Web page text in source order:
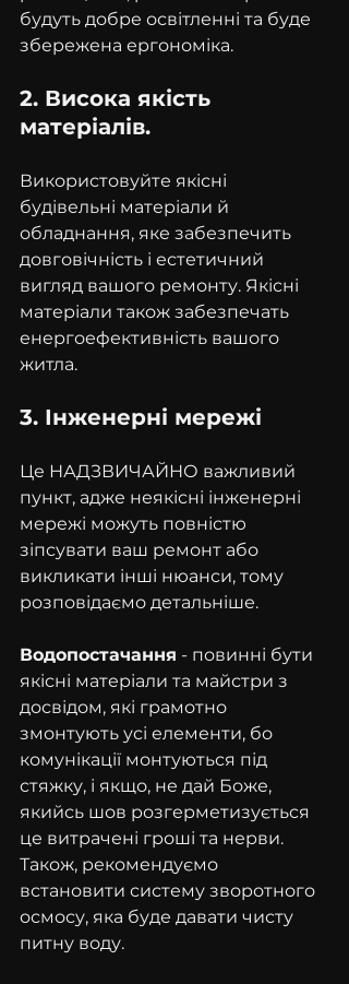
будуть добре освітленні та буде
збережена ергономіка.
2. Висока якість
матеріалів.
Використовуйте якісні
будівельні матеріали й
обладнання, яке забезпечить
довговічність і естетичний
вигляд вашого ремонту. Якісні
матеріали також забезпечать
енергоефективність вашого
житла.
3. Інженерні мережі
Це НАДЗВИЧАЙНО важливий
пункт, адже неякісні інженерні
мережі можуть повністю
зіпсувати ваш ремонт або
викликати інші нюанси, тому
розповідаємо детальніше.
Водопостачання - повинні бути
якісні матеріали та майстри з
досвідом, які грамотно
змонтують усі елементи, бо
комунікації монтуються під
стяжку, і якщо, не дай Боже,
якийсь шов розгерметизується
це витрачені гроші та нерви.
Також, рекомендуємо
встановити систему зворотного
осмосу, яка буде давати чисту
питну воду.